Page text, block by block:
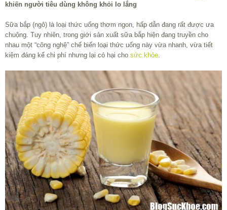
khiến người tiêu dùng không khỏi lo lắng
Sữa bắp (ngô) là loại thức uống thơm ngon, hấp dẫn đang rất được ưa
chuộng. Tuy nhiên, trong giới sản xuất sữa bắp hiện đang truyền cho
nhau một “công nghệ” chế biến loại thức uống này vừa nhanh, vừa tiết
kiệm đáng kể chi phí nhưng lại có hại cho sức khỏe.